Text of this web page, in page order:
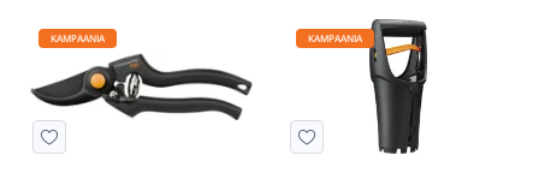
KAMPAANIA KAMPAANIA